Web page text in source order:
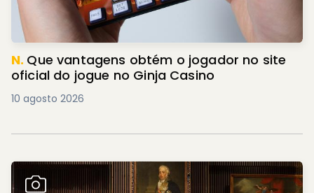
N. Que vantagens obtém o jogador no site
oficial do jogue no Ginja Casino
10 agosto 2026